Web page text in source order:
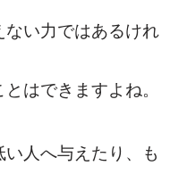
い力ではあるけれ
はできますよね。
人へ与えたり、も